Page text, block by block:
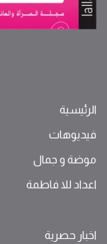
الرئيسية
فيديوهات
موضة ‫و‬ ‫‬‫جمال‬
اعداد للا فاطمة
اخبار حصرية